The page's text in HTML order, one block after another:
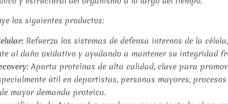
los siguientes productos:
Refuerza los sistemas de defensa internos de la
al daño oxidativo y ayudando a mantener su integridad
Aporta proteínas de alta calidad, clave para
útil en deportistas, personas mayores,
mayor demanda proteica.